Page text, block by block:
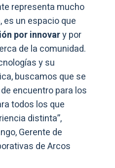
representa mucho
es un espacio que
por innovary por
de la comunidad.
y su
buscamos que se
encuentro para los
todos los que
distinta”,
Gerente de
de Arcos